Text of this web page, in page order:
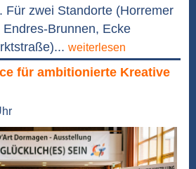
Für zwei Standorte (Horremer
Brunnen, Ecke
weiterlesen
für ambitionierte Kreative